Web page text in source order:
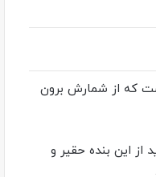
که از شمارش برون
این بنده حقیر و